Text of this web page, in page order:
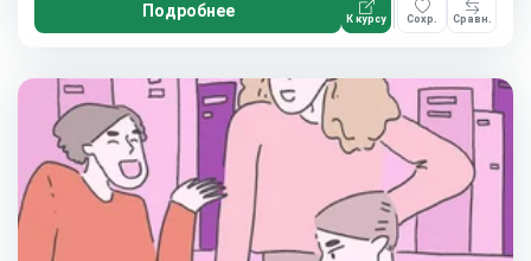
Подробнее К курсу Сохр. Сравн.